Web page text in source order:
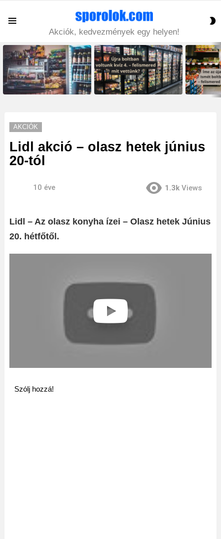
Akciók, kedvezmények egy helyen!
LATEST
STORIES
AKCIÓK
Lidl akció – olasz hetek június
20-tól
10 éve 1.3k Views
Lidl – Az olasz konyha ízei – Olasz hetek Június
20. hétfőtől.
Szólj hozzá!